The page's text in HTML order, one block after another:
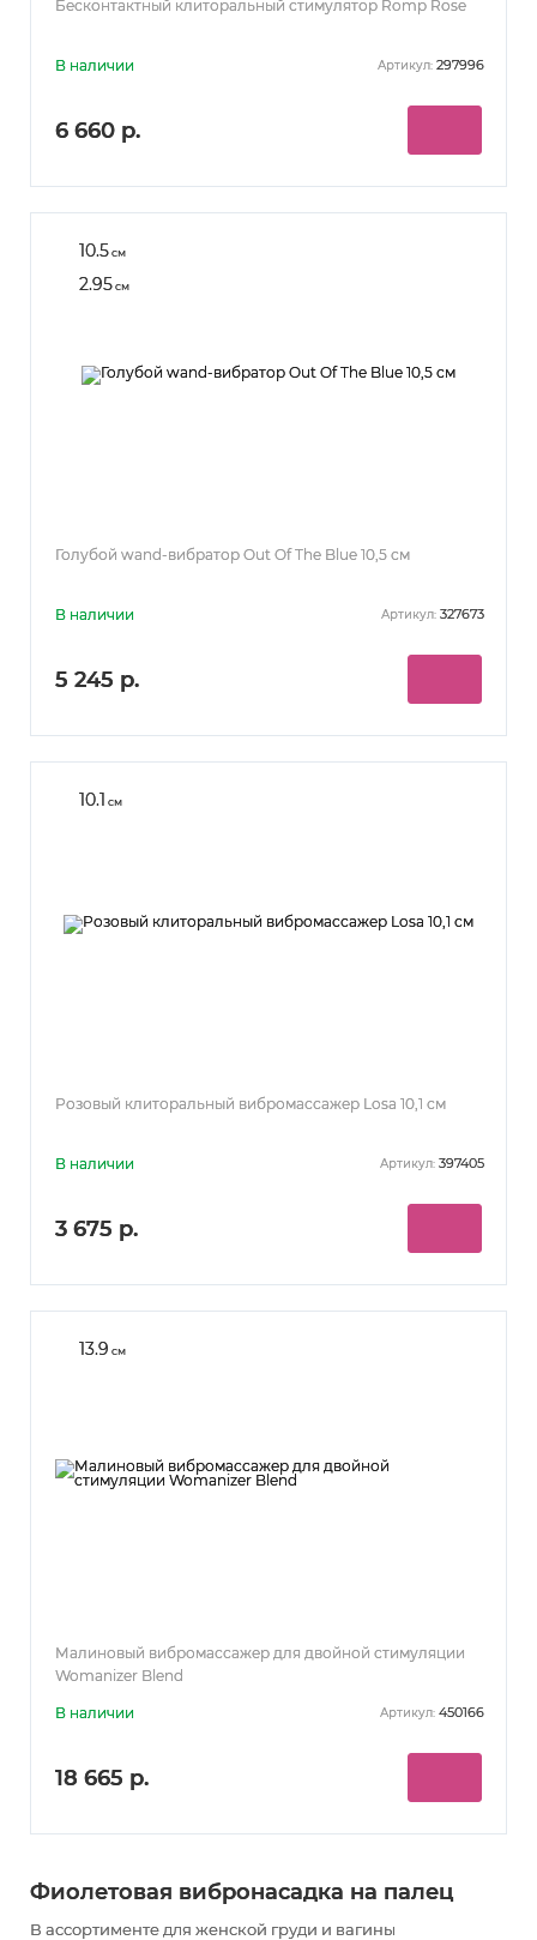
Бесконтактный клиторальный стимулятор Romp Rose
В наличии Артикул: 297996
6 660 р.
10.5см
2.95см
Голубой wand-вибратор Out Of The Blue 10,5 см
В наличии Артикул: 327673
5 245 р.
10.1 см
Розовый клиторальный вибромассажер Losa 10,1 см
В наличии Артикул: 397405
3 675 р.
13.9 см
Малиновый вибромассажер для двойной стимуляции
Womanizer Blend
В наличии Артикул: 450166
18 665 р.
Фиолетовая вибронасадка на палец
В ассортименте для женской груди и вагины